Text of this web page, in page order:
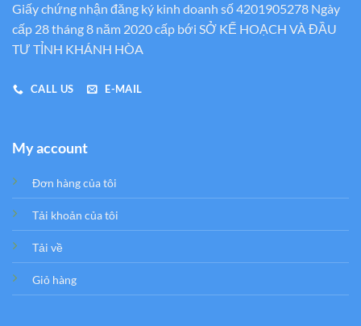
Giấy chứng nhận đăng ký kinh doanh số 4201905278 Ngày
cấp 28 tháng 8 năm 2020 cấp bới SỞ KẾ HOẠCH VÀ ĐẦU
TƯ TỈNH KHÁNH HÒA
CALL US E-MAIL
My account
Đơn hàng của tôi
Tải khoản của tôi
Tải về
Giỏ hàng